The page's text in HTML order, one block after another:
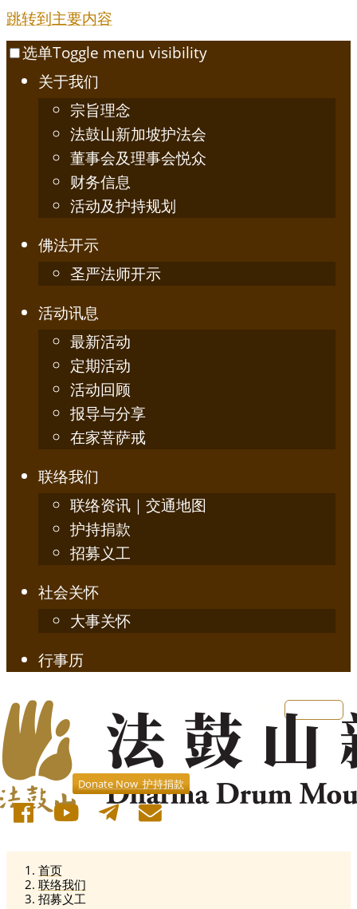
跳转到主要内容
选单Toggle menu visibility
关于我们
宗旨理念
法鼓山新加坡护法会
董事会及理事会悦众
财务信息
活动及护持规划
佛法开示
圣严法师开示
活动讯息
最新活动
定期活动
活动回顾
报导与分享
在家菩萨戒
联络我们
联络资讯｜交通地图
护持捐款
招募义工
社会关怀
大事关怀
行事历
Donate Now 护持捐款
首页
联络我们
招募义工